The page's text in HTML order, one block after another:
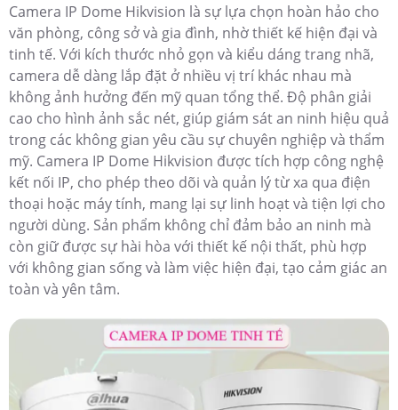
Camera IP Dome Hikvision là sự lựa chọn hoàn hảo cho
văn phòng, công sở và gia đình, nhờ thiết kế hiện đại và
tinh tế. Với kích thước nhỏ gọn và kiểu dáng trang nhã,
camera dễ dàng lắp đặt ở nhiều vị trí khác nhau mà
không ảnh hưởng đến mỹ quan tổng thể. Độ phân giải
cao cho hình ảnh sắc nét, giúp giám sát an ninh hiệu quả
trong các không gian yêu cầu sự chuyên nghiệp và thẩm
mỹ. Camera IP Dome Hikvision được tích hợp công nghệ
kết nối IP, cho phép theo dõi và quản lý từ xa qua điện
thoại hoặc máy tính, mang lại sự linh hoạt và tiện lợi cho
người dùng. Sản phẩm không chỉ đảm bảo an ninh mà
còn giữ được sự hài hòa với thiết kế nội thất, phù hợp
với không gian sống và làm việc hiện đại, tạo cảm giác an
toàn và yên tâm.